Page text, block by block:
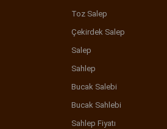
Toz Salep
Çekirdek Salep
Salep
Sahlep
Bucak Salebi
Bucak Sahlebi
Sahlep Fiyatı